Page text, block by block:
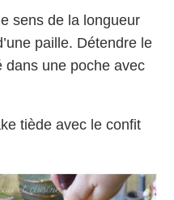
sens de la longueur
paille. Détendre le
dans une poche avec
tiède avec le confit